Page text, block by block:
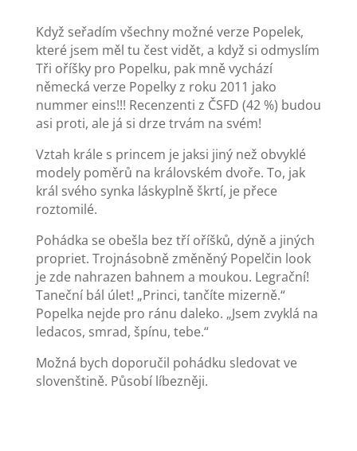
Když seřadím všechny možné verze Popelek,
které jsem měl tu čest vidět, a když si odmyslím
Tři oříšky pro Popelku, pak mně vychází
německá verze Popelky z roku 2011 jako
nummer eins!!! Recenzenti z ČSFD (42 %) budou
asi proti, ale já si drze trvám na svém!
Vztah krále s princem je jaksi jiný než obvyklé
modely poměrů na královském dvoře. To, jak
král svého synka láskyplně škrtí, je přece
roztomilé.
Pohádka se obešla bez tří oříšků, dýně a jiných
propriet. Trojnásobně změněný Popelčin look
je zde nahrazen bahnem a moukou. Legrační!
Taneční bál úlet! „Princi, tančíte mizerně.“
Popelka nejde pro ránu daleko. „Jsem zvyklá na
ledacos, smrad, špínu, tebe.“
Možná bych doporučil pohádku sledovat ve
slovenštině. Působí líbezněji.